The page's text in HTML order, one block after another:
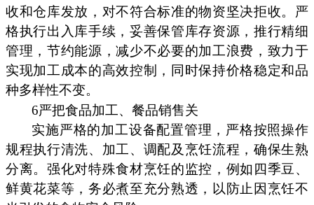
收和仓库发放，对不符合标准的物资坚决拒收。严
格执行出入库手续，妥善保管库存资源，推行精细
管理，节约能源，减少不必要的加工浪费，致力于
实现加工成本的高效控制，同时保持价格稳定和品
种多样性不变。
6严把食品加工、餐品销售关
实施严格的加工设备配置管理，严格按照操作
规程执行清洗、加工、调配及烹饪流程，确保生熟
分离。强化对特殊食材烹饪的监控，例如四季豆、
鲜黄花菜等，务必煮至充分熟透，以防止因烹饪不